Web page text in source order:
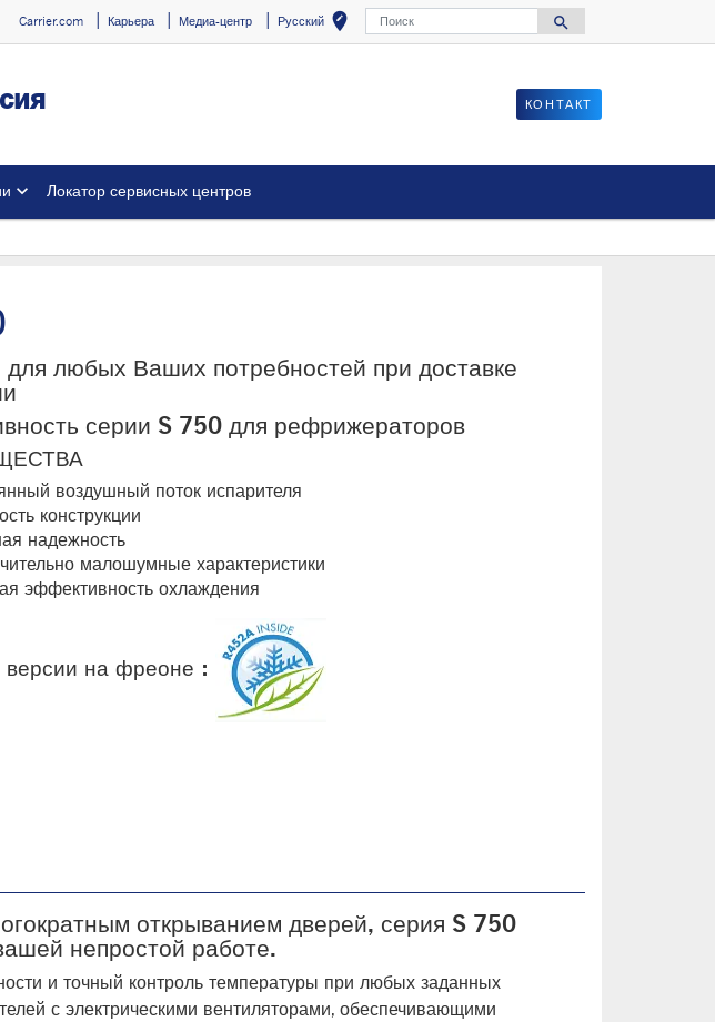
Carrier.com Карьера Медиа-центр Русский edit_locationВыберите ваше местоположение
Поиск
search
Search
КОНТАКТ
окне
Локатор сервисных центров
любых Ваших потребностей при доставке
серии S 750 для рефрижераторов
воздушный поток испарителя
конструкции
надежность
малошумные характеристики
эффективность охлаждения
версии на фреоне :
открыванием дверей, серия S 750
непростой работе.
и точный контроль температуры при любых заданных
с электрическими вентиляторами, обеспечивающими